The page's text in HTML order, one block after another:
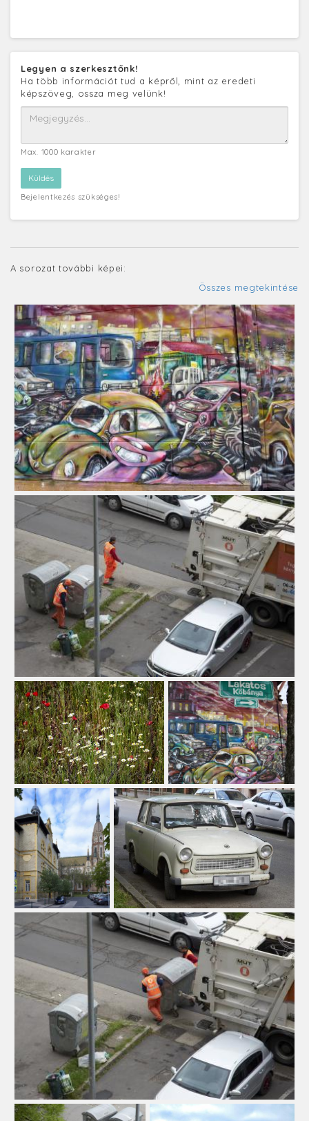
Legyen a szerkesztőnk!
Ha több információt tud a képről, mint az eredeti
képszöveg, ossza meg velünk!
Max. 1000 karakter
Bejelentkezés szükséges!
A sorozat további képei:
Összes megtekintése